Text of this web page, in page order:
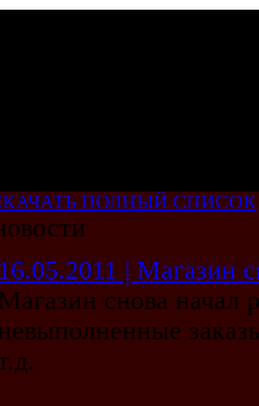
ПОЛНЫЙ СПИСОК
16.05.2011 | Магазин
Магазин снова начал
невыполненные